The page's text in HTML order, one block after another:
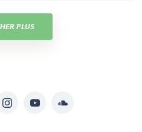
PLUS
InstagramYouTubeSoundcloud